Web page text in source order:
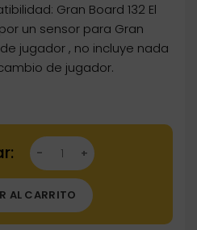
Gran Board 132 El
un sensor para Gran
jugador , no incluye nada
de jugador.
Cambio Jugador GranBoard
AL CARRITO